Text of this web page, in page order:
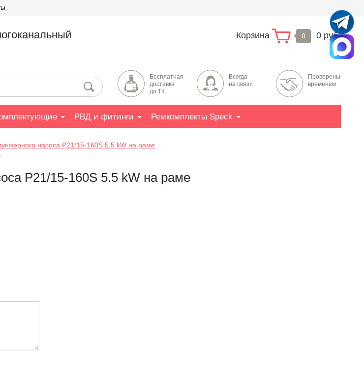
Корзина 0 0 руб.
Бесплатная
доставка
до ТК.
Всегда
на связи
Проверены
временем
РВД и фитинги Ремкомплекты Speck
насоса P21/15-160S 5.5 kW на раме
P21/15-160S 5.5 kW на раме